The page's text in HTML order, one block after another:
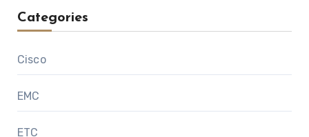
Categories
Cisco
EMC
ETC